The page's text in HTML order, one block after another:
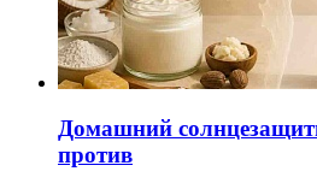
Домашний
против